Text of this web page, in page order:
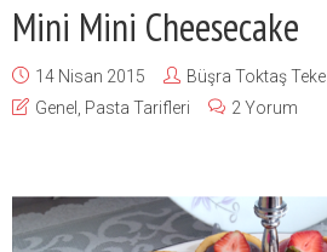
Mini Mini Cheesecake
14 Nisan 2015
Büşra Toktaş Teke
Genel
Pasta Tarifleri 2 Yorum